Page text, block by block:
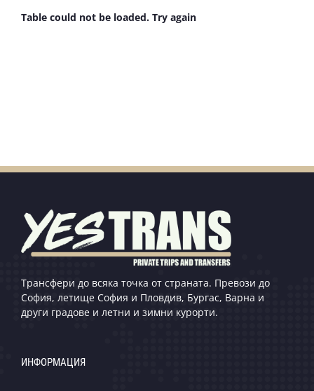
Table could not be loaded. Try again
Трансфери до всяка точка от страната. Превози до
София, летище София и Пловдив, Бургас, Варна и
други градове и летни и зимни курорти.
ИНФОРМАЦИЯ